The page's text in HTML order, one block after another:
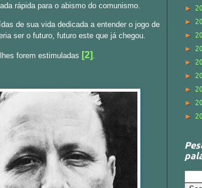
rápida para o abismo do comunismo.
de sua vida dedicada a entender o jogo de
ser o futuro, futuro este que já chegou.
forem estimuladas [2] .
►
►
►
►
►
►
►
►
►